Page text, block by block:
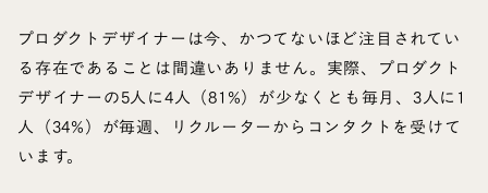
プロダクトデザイナーは今、かつてないほど注目されてい
る存在であることは間違いありません。実際、プロダクト
デザイナーの5人に4人（81%）が少なくとも毎月、3人に1
人（34%）が毎週、リクルーターからコンタクトを受けて
います。